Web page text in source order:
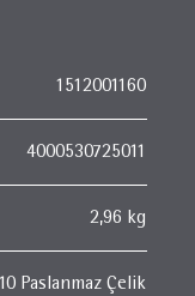
1512001160
4000530725011
2,96 kg
Paslanmaz Çelik